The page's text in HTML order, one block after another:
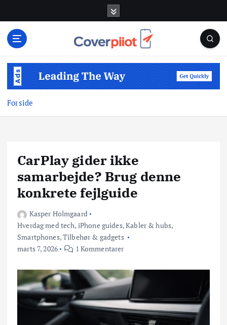
Forside
CarPlay gider ikke
samarbejde? Brug denne
konkrete fejlguide
Kasper Holmgaard
Hverdag med tech, iPhone guides,Kabler & hubs,
Smartphones,Tilbehør & gadgets
marts 7, 2026
1 Kommentarer